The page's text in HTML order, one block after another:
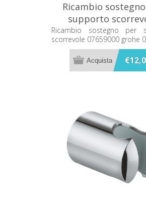
Ricambio
supporto
07659000 grohe
Ricambio sostegno per
scorrevole 07659000 grohe